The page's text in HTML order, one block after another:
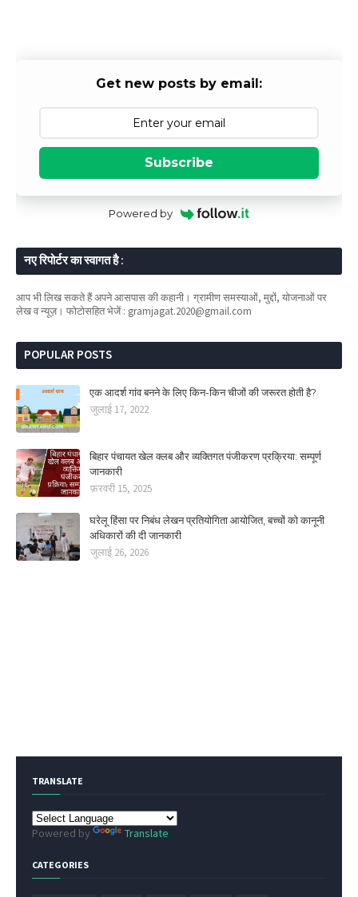
Get new posts by email:
Subscribe
Powered by
नए रिपोर्टर का स्वागत है :
आप भी लिख सकते हैं अपने आसपास की कहानी। ग्रामीण समस्याओं, मुद्दों, योजनाओं पर
लेख व न्यूज़। फोटोसहित भेजें : gramjagat.2020@gmail.com
POPULAR POSTS
एक आदर्श गांव बनने के लिए किन-किन चीजों की जरूरत होती है?
जुलाई 17, 2022
बिहार पंचायत खेल क्लब और व्यक्तिगत पंजीकरण प्रक्रिया: सम्पूर्ण
जानकारी
फ़रवरी 15, 2025
घरेलू हिंसा पर निबंध लेखन प्रतियोगिता आयोजित, बच्चों को कानूनी
अधिकारों की दी जानकारी
जुलाई 26, 2026
TRANSLATE
Powered by Translate
CATEGORIES